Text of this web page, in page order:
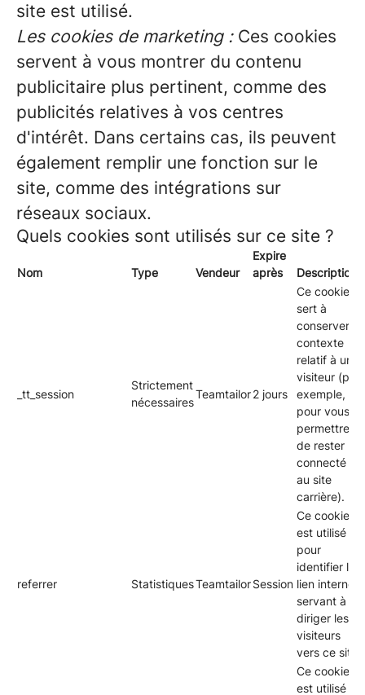
site est utilisé.
Les cookies de marketing :Ces cookies
servent à vous montrer du contenu
publicitaire plus pertinent, comme des
publicités relatives à vos centres
d'intérêt. Dans certains cas, ils peuvent
également remplir une fonction sur le
site, comme des intégrations sur
réseaux sociaux.
Quels cookies sont utilisés sur ce site ?
Nom Type Vendeur
Expire
après
Description
_tt_session
Strictement
nécessaires
Teamtailor2 jours
Ce cookie
sert à
conserver le
contexte
relatif à un
visiteur (par
exemple,
pour vous
permettre
de rester
connecté
au site
carrière).
referrer StatistiquesTeamtailorSession
Ce cookie
est utilisé
pour
identifier le
lien internet
servant à
diriger les
visiteurs
vers ce site.
Ce cookie
est utilisé